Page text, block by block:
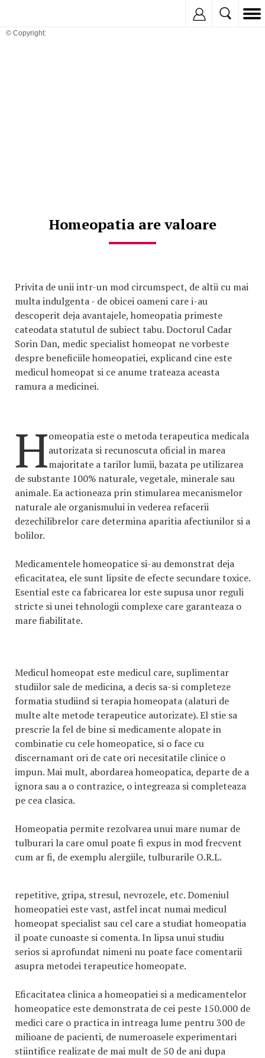
© Copyright:
Homeopatia are valoare
Privita de unii intr-un mod circumspect, de altii cu mai
multa indulgenta - de obicei oameni care i-au
descoperit deja avantajele, homeopatia primeste
cateodata statutul de subiect tabu. Doctorul Cadar
Sorin Dan, medic specialist homeopat ne vorbeste
despre beneficiile homeopatiei, explicand cine este
medicul homeopat si ce anume trateaza aceasta
ramura a medicinei.
Homeopatia este o metoda terapeutica medicala
autorizata si recunoscuta oficial in marea
majoritate a tarilor lumii, bazata pe utilizarea
de substante 100% naturale, vegetale, minerale sau
animale. Ea actioneaza prin stimularea mecanismelor
naturale ale organismului in vederea refacerii
dezechilibrelor care determina aparitia afectiunilor si a
bolilor.
Medicamentele homeopatice si-au demonstrat deja
eficacitatea, ele sunt lipsite de efecte secundare toxice.
Esential este ca fabricarea lor este supusa unor reguli
stricte si unei tehnologii complexe care garanteaza o
mare fiabilitate.
Medicul homeopat este medicul care, suplimentar
studiilor sale de medicina, a decis sa-si completeze
formatia studiind si terapia homeopata (alaturi de
multe alte metode terapeutice autorizate). El stie sa
prescrie la fel de bine si medicamente alopate in
combinatie cu cele homeopatice, si o face cu
discernamant ori de cate ori necesitatile clinice o
impun. Mai mult, abordarea homeopatica, departe de a
ignora sau a o contrazice, o integreaza si completeaza
pe cea clasica.
Homeopatia permite rezolvarea unui mare numar de
tulburari la care omul poate fi expus in mod frecvent
cum ar fi, de exemplu alergiile, tulburarile O.R.L.
repetitive, gripa, stresul, nevrozele, etc. Domeniul
homeopatiei este vast, astfel incat numai medicul
homeopat specialist sau cel care a studiat homeopatia
il poate cunoaste si comenta. In lipsa unui studiu
serios si aprofundat nimeni nu poate face comentarii
asupra metodei terapeutice homeopate.
Eficacitatea clinica a homeopatiei si a medicamentelor
homeopatice este demonstrata de cei peste 150.000 de
medici care o practica in intreaga lume pentru 300 de
milioane de pacienti, de numeroasele experimentari
stiintifice realizate de mai mult de 50 de ani dupa